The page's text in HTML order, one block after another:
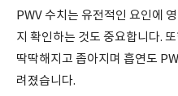
PWV 수치는 유전적인 요인에
지 확인하는 것도 중요합니다.
딱딱해지고 좁아지며 흡연도
려졌습니다.